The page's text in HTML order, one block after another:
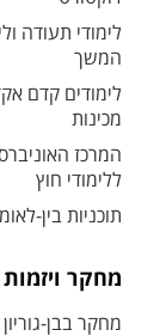
לימודי תעודה
המשך
לימודים קדם
מכינות
המרכז
ללימודי חוץ
תוכניות בין-
מחקר ויזמות
מחקר בבן-גוריון